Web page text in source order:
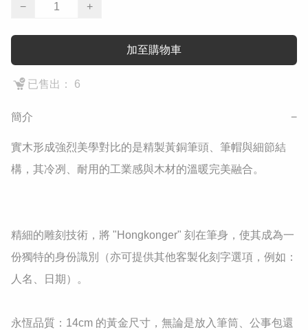
−
+
加至購物車
已售出： 6
簡介 −
實木形成強烈美學對比的是精製黃銅筆頭、筆帽與細節結
構，其冷冽、耐用的工業感與木材的溫暖完美融合。
精細的雕刻技術，將 "Hongkonger" 刻在筆身，使其成為一
份獨特的身份識別（亦可提供其他客製化刻字選項，例如：
人名、日期）。
​永恆品質：14cm 的黃金尺寸，無論是放入筆筒、公事包還